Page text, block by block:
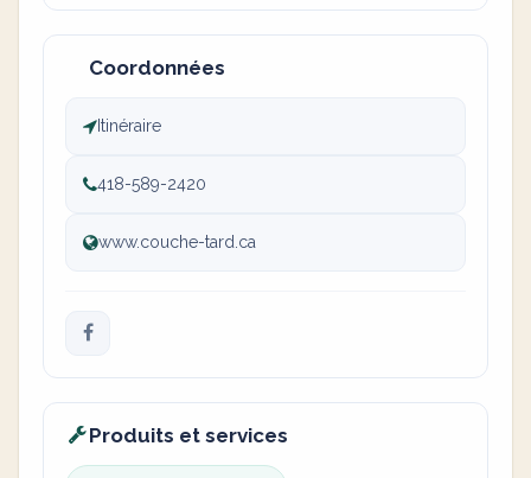
Coordonnées
Itinéraire
418-589-2420
www.couche-tard.ca
Produits et services